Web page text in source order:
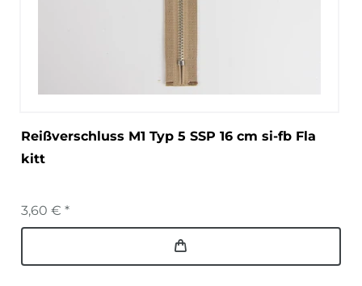
Reißverschluss M1 Typ 5 SSP 16 cm si-fb Fla
kitt
3,60 € *